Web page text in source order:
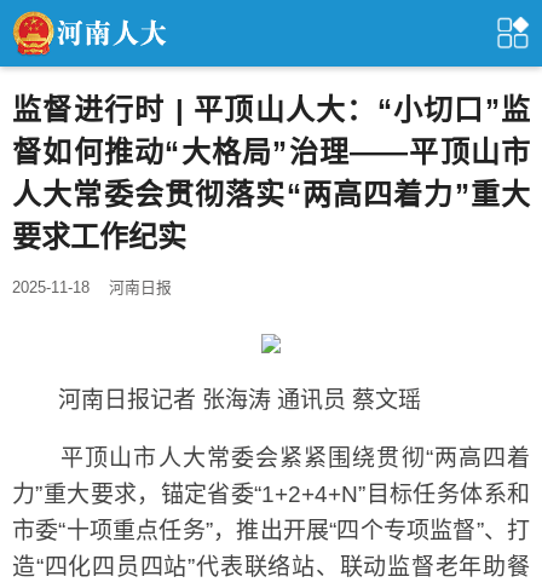
监督进行时 | 平顶山人大：“小切口”监
督如何推动“大格局”治理——平顶山市
人大常委会贯彻落实“两高四着力”重大
要求工作纪实
2025-11-18 河南日报
河南日报记者 张海涛 通讯员 蔡文瑶
平顶山市人大常委会紧紧围绕贯彻“两高四着
力”重大要求，锚定省委“1+2+4+N”目标任务体系和
市委“十项重点任务”，推出开展“四个专项监督”、打
造“四化四员四站”代表联络站、联动监督老年助餐